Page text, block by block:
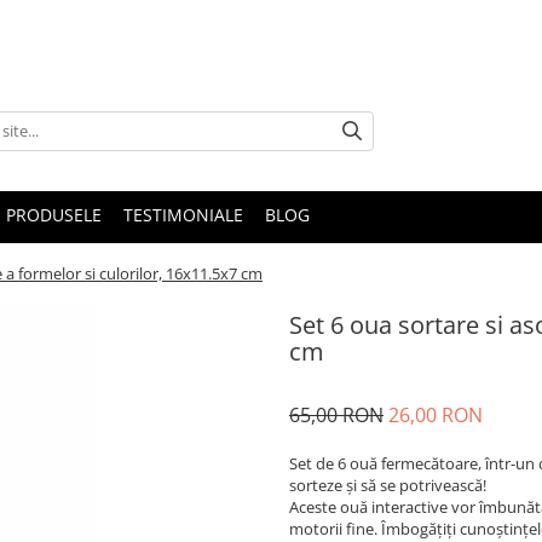
TESTIMONIALE BLOG
formelor si culorilor, 16x11.5x7 cm
Set 6 oua sortare si
cm
65,00 RON26,00 RON
Set de 6 ouă fermecătoare, într-un
sorteze și să se potrivească!
Aceste ouă interactive vor
motorii fine. Îmbogățiți